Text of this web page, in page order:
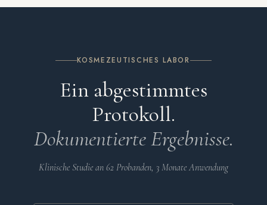
KOSMEZEUTISCHES LABOR
Ein abgestimmtes
Protokoll.
Dokumentierte Ergebnisse.
Klinische Studie an 62 Probanden, 3 Monate Anwendung